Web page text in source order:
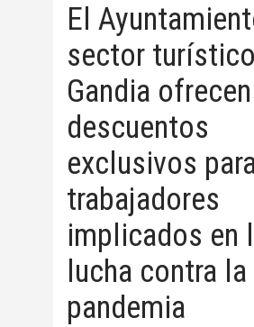
El
sector
Gandia ofrecen
descuentos
exclusivos
trabajadores
implicados en
lucha contra la
pandemia